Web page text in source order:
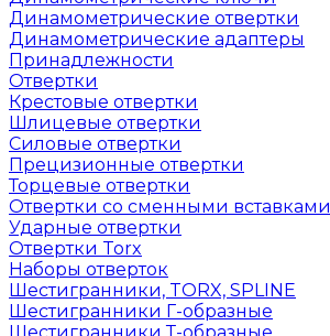
Динамометрические отвертки
Динамометрические адаптеры
Принадлежности
Отвертки
Крестовые отвертки
Шлицевые отвертки
Силовые отвертки
Прецизионные отвертки
Торцевые отвертки
Отвертки со сменными вставками
Ударные отвертки
Отвертки Torx
Наборы отверток
Шестигранники, TORX, SPLINE
Шестигранники Г-образные